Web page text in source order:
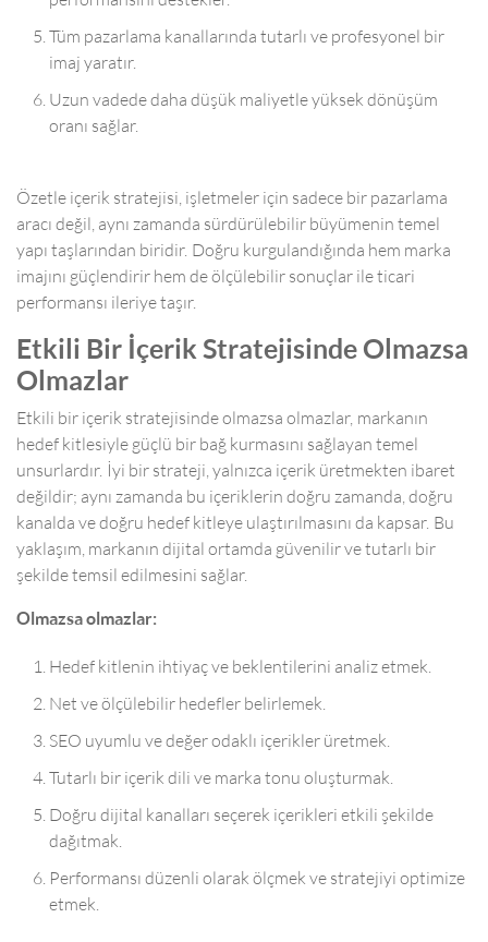
Tüm pazarlama kanallarında tutarlı ve profesyonel bir
imaj yaratır.
Uzun vadede daha düşük maliyetle yüksek dönüşüm
oranı sağlar.
Özetle içerik stratejisi, işletmeler için sadece bir pazarlama
aracı değil, aynı zamanda sürdürülebilir büyümenin temel
yapı taşlarından biridir. Doğru kurgulandığında hem marka
imajını güçlendirir hem de ölçülebilir sonuçlar ile ticari
performansı ileriye taşır.
Etkili Bir İçerik Stratejisinde Olmazsa
Olmazlar
Etkili bir içerik stratejisinde olmazsa olmazlar, markanın
hedef kitlesiyle güçlü bir bağ kurmasını sağlayan temel
unsurlardır. İyi bir strateji, yalnızca içerik üretmekten ibaret
değildir; aynı zamanda bu içeriklerin doğru zamanda, doğru
kanalda ve doğru hedef kitleye ulaştırılmasını da kapsar. Bu
yaklaşım, markanın dijital ortamda güvenilir ve tutarlı bir
şekilde temsil edilmesini sağlar.
Olmazsa olmazlar:
Hedef kitlenin ihtiyaç ve beklentilerini analiz etmek.
Net ve ölçülebilir hedefler belirlemek.
SEO uyumlu ve değer odaklı içerikler üretmek.
Tutarlı bir içerik dili ve marka tonu oluşturmak.
Doğru dijital kanalları seçerek içerikleri etkili şekilde
dağıtmak.
Performansı düzenli olarak ölçmek ve stratejiyi optimize
etmek.